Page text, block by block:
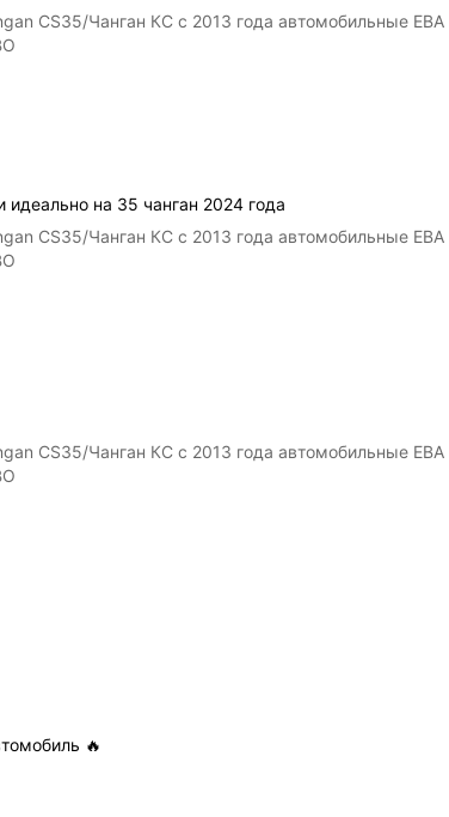
CS35/Чанган КС с 2013 года автомобильные ЕВА
на 35 чанган 2024 года
CS35/Чанган КС с 2013 года автомобильные ЕВА
CS35/Чанган КС с 2013 года автомобильные ЕВА
🔥